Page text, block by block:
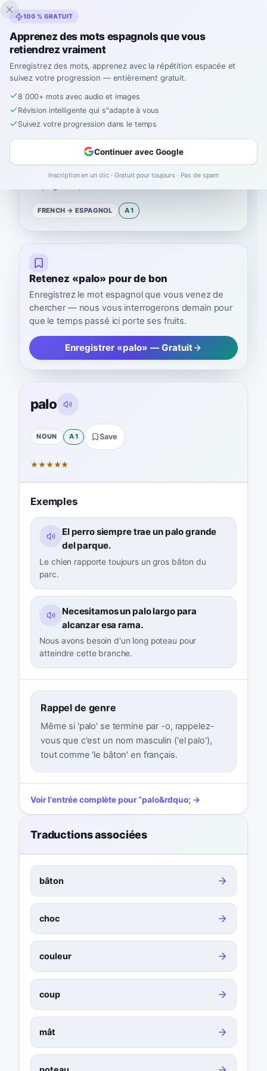
Inklingo
Accueil›Espagnol›French → espagnol ›massue
Comment dire "massue"
en espagnol
Le mot espagnol pour“massue”est
A1 niveau.C'est un mot très courant en
FRENCH → ESPAGNOL A1
Retenez «palo» pour de bon
Enregistrez le mot espagnol que vous venez de
chercher — nous vous interrogerons demain pour
que le temps passé ici porte ses fruits.
Enregistrer «palo» — Gratuit
palo
NOUN A1 Save
★★★★★
Exemples
El perro siempre trae un palo grande
del parque.
Le chien rapporte toujours un gros bâton du
parc.
Necesitamos un palo largo para
alcanzar esa rama.
Nous avons besoin d'un long poteau pour
atteindre cette branche.
Rappel de genre
Même si 'palo' se termine par -o, rappelez-
vous que c'est un nom masculin ('el palo'),
tout comme 'le bâton' en français.
Voir l'entrée complète pour“palo&rdquo; →
Traductions associées
bâton
choc
couleur
coup
mât
100 % GRATUIT
Apprenez des mots espagnols que vous
retiendrez vraiment
Enregistrez des mots, apprenez avec la répétition espacée et
suivez votre progression — entièrement gratuit.
8 000+ mots avec audio et images
Révision intelligente qui s''adapte à vous
Suivez votre progression dans le temps
Continuer avec Google
Inscription en un clic · Gratuit pour toujours · Pas de spam